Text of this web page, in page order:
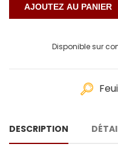
Disponible sur
DESCRIPTION